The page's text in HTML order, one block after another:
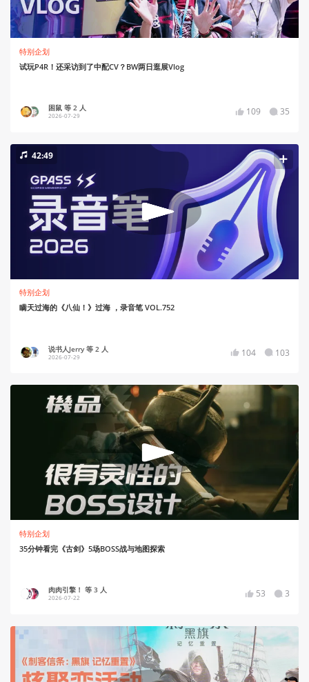
特别企划
试玩P4R！还采访到了中配CV？BW两日逛展Vlog
困鼠 等 2 人
2026-07-29 109 35
42:49
特别企划
瞒天过海的《八仙！》过海 ，录音笔 VOL.752
说书人Jerry 等 2 人
2026-07-29 104 103
特别企划
35分钟看完《古剑》5场BOSS战与地图探索
肉肉引擎！ 等 3 人
2026-07-22 53 3